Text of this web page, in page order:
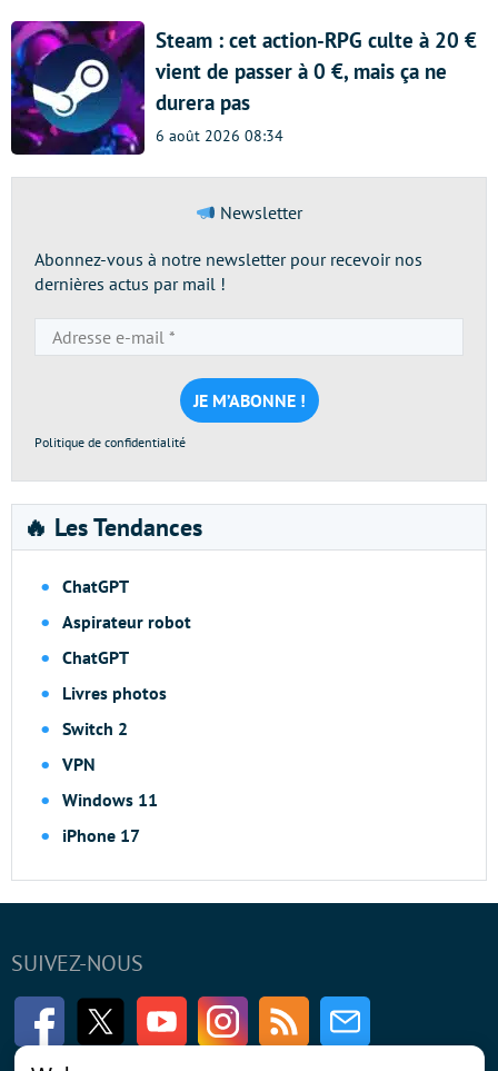
Steam : cet action-RPG culte à 20 €
vient de passer à 0 €, mais ça ne
durera pas
6 août 2026 08:34
Newsletter
Abonnez-vous à notre newsletter pour recevoir nos
dernières actus par mail !
e-
mail
*
Politique de confidentialité
🔥 Les Tendances
ChatGPT
Aspirateur robot
ChatGPT
Livres photos
Switch 2
VPN
Windows 11
iPhone 17
SUIVEZ-NOUS
FacebookTwitter Youtube InstagramRSS Newsletter